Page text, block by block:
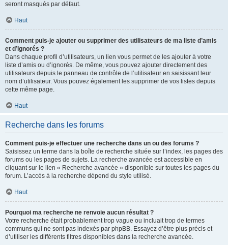
seront masqués par défaut.
Haut
Comment puis-je ajouter ou supprimer des utilisateurs de ma liste d’amis
et d’ignorés ?
Dans chaque profil d’utilisateurs, un lien vous permet de les ajouter à votre
liste d’amis ou d’ignorés. De même, vous pouvez ajouter directement des
utilisateurs depuis le panneau de contrôle de l’utilisateur en saisissant leur
nom d’utilisateur. Vous pouvez également les supprimer de vos listes depuis
cette même page.
Haut
Recherche dans les forums
Comment puis-je effectuer une recherche dans un ou des forums ?
Saisissez un terme dans la boîte de recherche située sur l’index, les pages des
forums ou les pages de sujets. La recherche avancée est accessible en
cliquant sur le lien « Recherche avancée » disponible sur toutes les pages du
forum. L’accès à la recherche dépend du style utilisé.
Haut
Pourquoi ma recherche ne renvoie aucun résultat ?
Votre recherche était probablement trop vague ou incluait trop de termes
communs qui ne sont pas indexés par phpBB. Essayez d’être plus précis et
d’utiliser les différents filtres disponibles dans la recherche avancée.